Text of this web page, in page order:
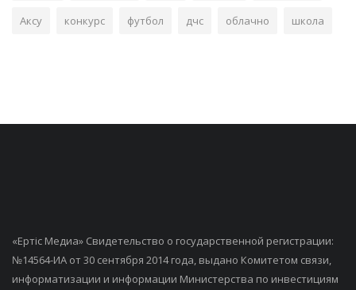
Аксу конкурс футбол дчс облачно школа
«Ертiс Медиа» Свидетельство о государственной регистрации:
№14564-ИА от 30 сентября 2014 года, выдано Комитетом связи,
информатизации и информации Министерства по инвестициям